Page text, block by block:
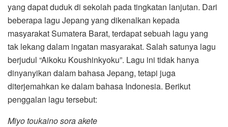
yang dapat duduk di sekolah pada tingkatan lanjutan. Dari
beberapa lagu Jepang yang dikenalkan kepada
masyarakat Sumatera Barat, terdapat sebuah lagu yang
tak lekang dalam ingatan masyarakat. Salah satunya lagu
berjudul “Aikoku Koushinkyoku”. Lagu ini tidak hanya
dinyanyikan dalam bahasa Jepang, tetapi juga
diterjemahkan ke dalam bahasa Indonesia. Berikut
penggalan lagu tersebut:
Miyo toukaino sora akete